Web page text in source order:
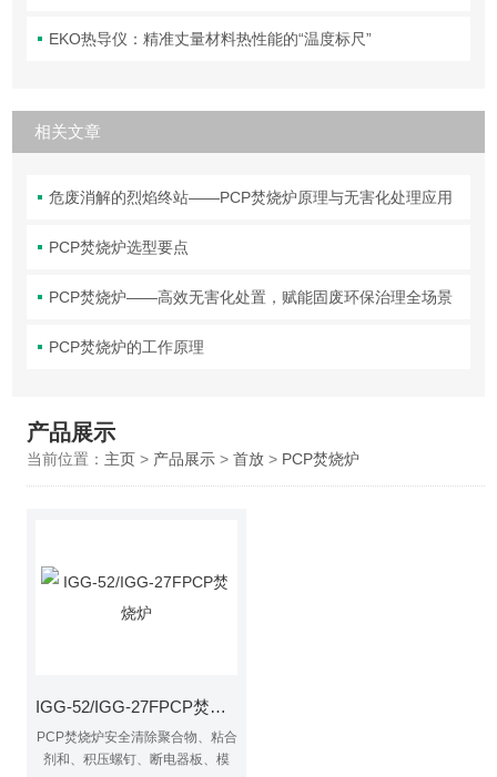
EKO热导仪：精准丈量材料热性能的“温度标尺”
相关文章
危废消解的烈焰终站——PCP焚烧炉原理与无害化处理应用
PCP焚烧炉选型要点
PCP焚烧炉——高效无害化处置，赋能固废环保治理全场景
PCP焚烧炉的工作原理
产品展示
当前位置： 主页> 产品展示> 首放> PCP焚烧炉
IGG-52/IGG-27FPCP焚烧炉
PCP焚烧炉安全清除聚合物、粘合
剂和、积压螺钉、断电器板、模